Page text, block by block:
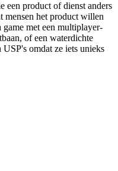
een product of dienst anders
mensen het product willen
met een multiplayer-
of een waterdichte
omdat ze iets unieks